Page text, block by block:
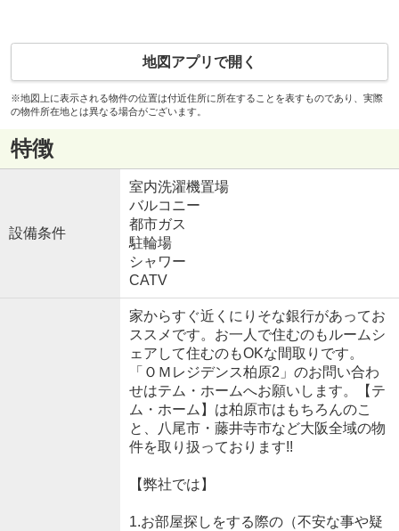
地図アプリで開く
※地図上に表示される物件の位置は付近住所に所在することを表すものであり、実際
の物件所在地とは異なる場合がございます。
特徴
設備条件
室内洗濯機置場
バルコニー
都市ガス
駐輪場
シャワー
CATV
家からすぐ近くにりそな銀行があってお
ススメです。お一人で住むのもルームシ
ェアして住むのもOKな間取りです。
「ＯＭレジデンス柏原2」のお問い合わ
せはテム・ホームへお願いします。【テ
ム・ホーム】は柏原市はもちろんのこ
と、八尾市・藤井寺市など大阪全域の物
件を取り扱っております!!
【弊社では】
1.お部屋探しをする際の（不安な事や疑